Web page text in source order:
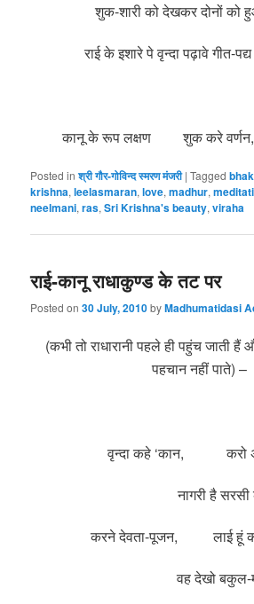
शुक-शारी को देखकर दोनों को
राई के इशारे पे वृन्दा पढ़ावे गीत-
कानू के रूप लक्षण शुक करे वर्णन,
Posted in श्री गौर-गोविन्द स्मरण मंजरी |Tagged
krishna,leelasmaran,love,madhur,
neelmani,ras,Sri Krishna's beauty,viraha
राई-कानू राधाकुण्ड के तट पर
Posted on30 July, 2010byMadhumatidasi
(कभी तो राधारानी पहले ही पहुंच जाती
पहचान नहीं पाते) –
वृन्दा कहे ‘कान, करो
नागरी है सरसी
करने देवता-पूजन, लाई हूं
वह देखो बकुल-